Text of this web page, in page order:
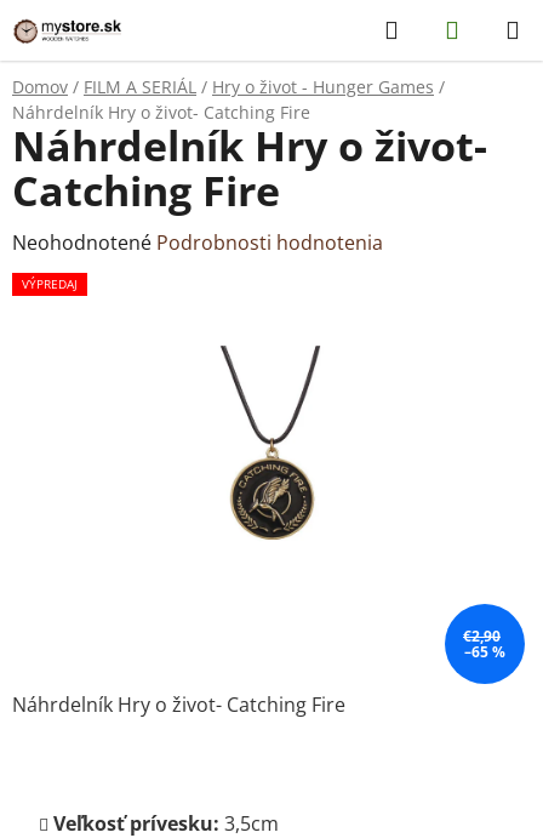
Prejsť
na
obsah
Hľadať
KOŠÍK
Domov / FILM A SERIÁL / Hry o život - Hunger Games /
Náhrdelník Hry o život- Catching Fire
Náhrdelník Hry o život- Catching Fire
Veľkosť prívesku: 3,5cm
Náhrdelník Hry o život-
Catching Fire
Priemerné
hodnotenie
Neohodnotené Podrobnosti hodnotenia
VÝPREDAJ
€2,90
–65 %